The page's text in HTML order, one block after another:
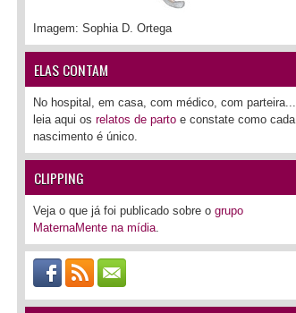
Imagem: Sophia D. Ortega
ELAS CONTAM
No hospital, em casa, com médico, com parteira...
leia aqui os relatos de parto e constate como cada
nascimento é único.
CLIPPING
Veja o que já foi publicado sobre o grupo
MaternaMente na mídia.